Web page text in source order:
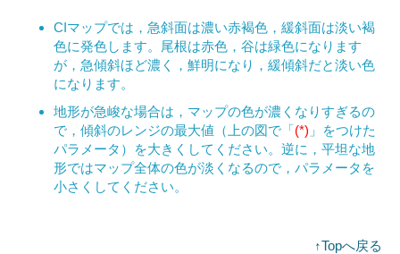
CIマップでは，急斜面は濃い赤褐色，緩斜面は淡い褐
色に発色します。尾根は赤色，谷は緑色になります
が，急傾斜ほど濃く，鮮明になり，緩傾斜だと淡い色
になります。
地形が急峻な場合は，マップの色が濃くなりすぎるの
で，傾斜のレンジの最大値（上の図で「(*) 」をつけた
パラメータ）を大きくしてください。逆に，平坦な地
形ではマップ全体の色が淡くなるので，パラメータを
小さくしてください。
↑Topへ戻る